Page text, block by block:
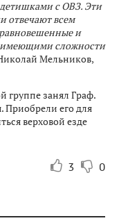
с ОВЗ. Эти
отвечают всем
и
имеющими сложности
Мельников,
группе занял Граф.
его для
верховой езде
3 0